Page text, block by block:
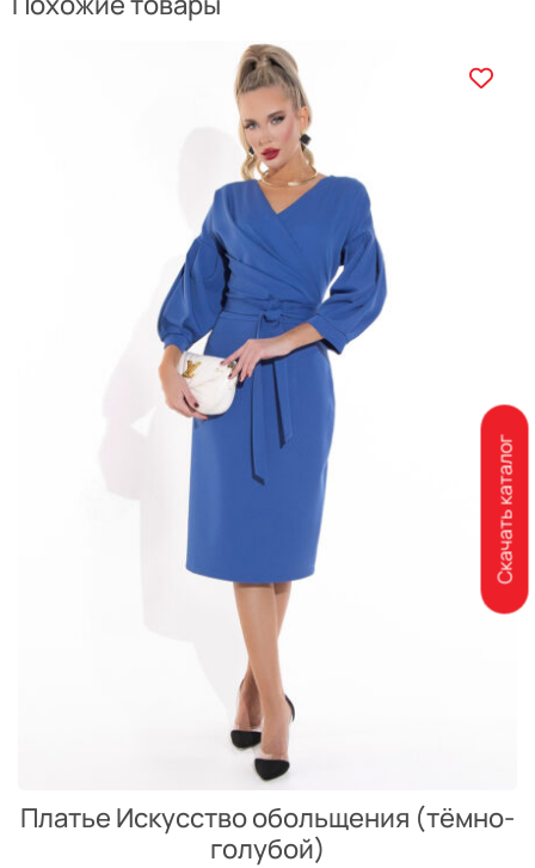
Платье Искусство обольщения (тёмно-
голубой)
Скачать каталог